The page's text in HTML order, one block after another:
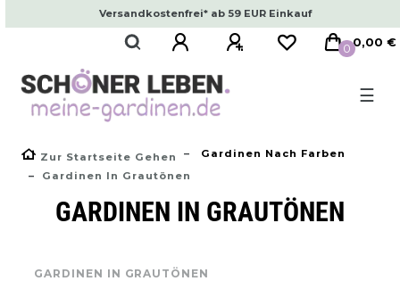
Versandkostenfrei* ab 59 EUR Einkauf
0 0,00 €
☰
Zur Startseite Gehen
Gardinen Nach Farben
Gardinen In Grautönen
GARDINEN IN GRAUTÖNEN
GARDINEN IN GRAUTÖNEN